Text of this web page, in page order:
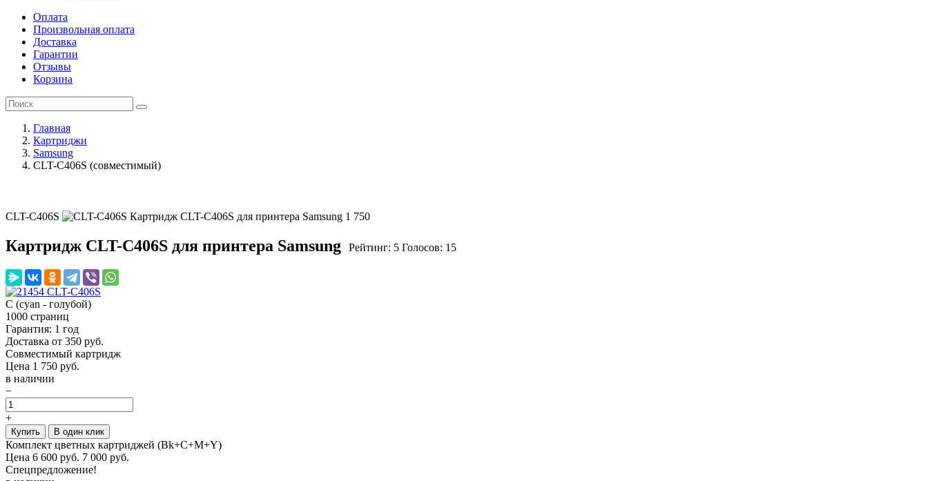
Оплата
Произвольная оплата
Доставка
Гарантии
Отзывы
Корзина
Главная
Картриджи
Samsung
CLT-C406S (совместимый)
CLT-C406S Картридж CLT-C406S для принтера Samsung 1 750
Картридж CLT-C406S для принтера Samsung Рейтинг: 5 Голосов: 15
C (cyan - голубой)
1000 страниц
Гарантия: 1 год
Доставка от 350 руб.
Совместимый картридж
Цена 1 750 руб.
в наличии
−
+
Купить В один клик
Комплект цветных картриджей (Bk+C+M+Y)
Цена 6 600 руб. 7 000 руб.
Спецпредложение!